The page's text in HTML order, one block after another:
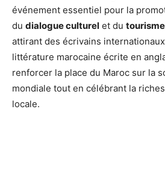
événement essentiel pour la
du dialogue culturel et du
attirant des écrivains
littérature marocaine écrite en
renforcer la place du Maroc sur la
mondiale tout en célébrant la
locale.